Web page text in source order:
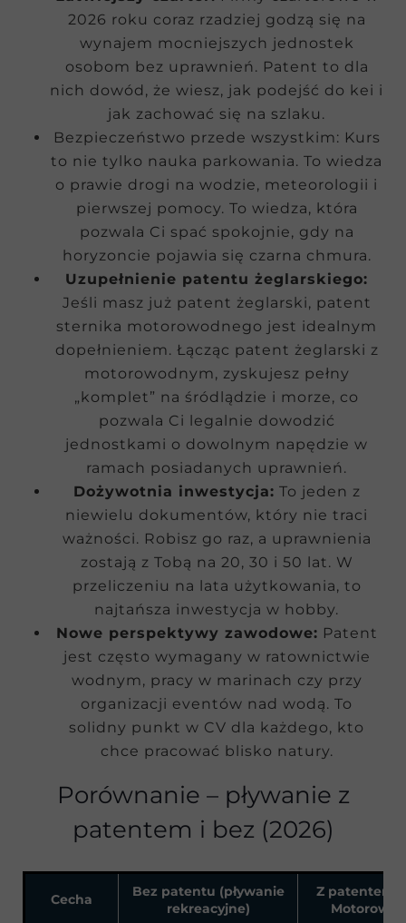
2026 roku coraz rzadziej godzą się na
wynajem mocniejszych jednostek
osobom bez uprawnień. Patent to dla
nich dowód, że wiesz, jak podejść do kei i
jak zachować się na szlaku.
Bezpieczeństwo przede wszystkim: Kurs
to nie tylko nauka parkowania. To wiedza
o prawie drogi na wodzie, meteorologii i
pierwszej pomocy. To wiedza, która
pozwala Ci spać spokojnie, gdy na
horyzoncie pojawia się czarna chmura.
Uzupełnienie patentu żeglarskiego:
Jeśli masz już patent żeglarski, patent
sternika motorowodnego jest idealnym
dopełnieniem. Łącząc patent żeglarski z
motorowodnym, zyskujesz pełny
„komplet” na śródlądzie i morze, co
pozwala Ci legalnie dowodzić
jednostkami o dowolnym napędzie w
ramach posiadanych uprawnień.
Dożywotnia inwestycja: To jeden z
niewielu dokumentów, który nie traci
ważności. Robisz go raz, a uprawnienia
zostają z Tobą na 20, 30 i 50 lat. W
przeliczeniu na lata użytkowania, to
najtańsza inwestycja w hobby.
Nowe perspektywy zawodowe: Patent
jest często wymagany w ratownictwie
wodnym, pracy w marinach czy przy
organizacji eventów nad wodą. To
solidny punkt w CV dla każdego, kto
chce pracować blisko natury.
Porównanie – pływanie z
patentem i bez (2026)
Cecha
Bez patentu (pływanie
rekreacyjne)
Z patentem